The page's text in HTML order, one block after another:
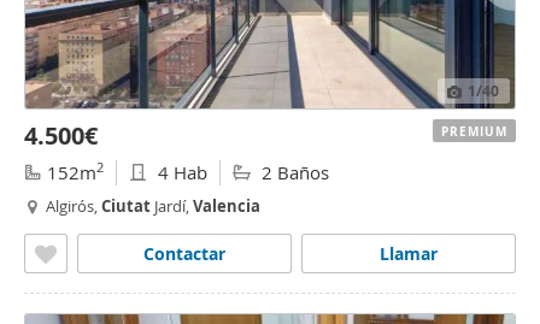
1/40
4.500€
152m2 4 Hab 2 Baños
Algirós,Ciutat Jardí,Valencia
Llamar
Contactar
PREMIUM